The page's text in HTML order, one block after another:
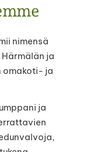
nimensä
ja
omakoti- ja
ja